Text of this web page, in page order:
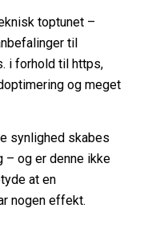
toptunet –
til
i forhold til https,
og meget
synlighed skabes
og er denne ikke
at en
nogen effekt.